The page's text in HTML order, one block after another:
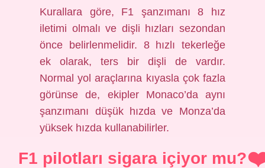
Kurallara göre, F1 şanzımanı 8 hız
iletimi olmalı ve dişli hızları sezondan
önce belirlenmelidir. 8 hızlı tekerleğe
ek olarak, ters bir dişli de vardır.
Normal yol araçlarına kıyasla çok fazla
görünse de, ekipler Monaco’da aynı
şanzımanı düşük hızda ve Monza’da
yüksek hızda kullanabilirler.
F1 pilotları sigara içiyor mu?